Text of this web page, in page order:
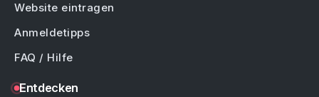
Website eintragen
Anmeldetipps
FAQ / Hilfe
Entdecken